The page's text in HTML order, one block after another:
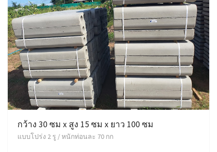
กว้าง 30 ซม x สูง 15 ซม x ยาว 100 ซม
แบบโปร่ง 2 รู / หนักท่อนละ 70 กก